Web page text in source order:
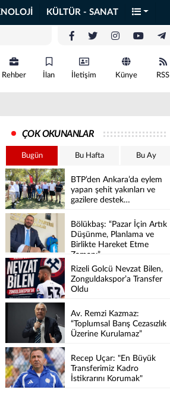
KÜLTÜR - SANAT
Rehber İlan İletişim Künye RSS
ÇOK OKUNANLAR
Bugün Bu Hafta Bu Ay
BTP’den Ankara’da eylem
yapan şehit yakınları ve
gazilere destek…
Bölükbaş: “Pazar İçin Artık
Düşünme, Planlama ve
Birlikte Hareket Etme
Zamanı”
Rizeli Golcü Nevzat Bilen,
Zonguldakspor’a Transfer
Oldu
Av. Remzi Kazmaz:
“Toplumsal Barış Cezasızlık
Üzerine Kurulamaz”
Recep Uçar: "En Büyük
Transferimiz Kadro
İstikrarını Korumak"